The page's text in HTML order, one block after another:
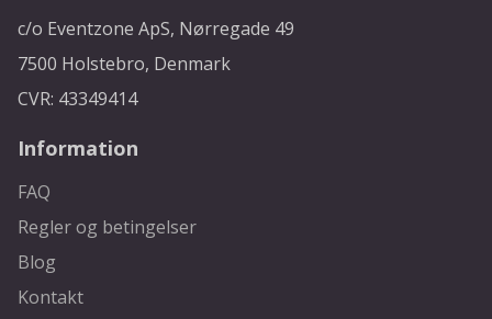
c/o Eventzone ApS, Nørregade 49
7500 Holstebro, Denmark
CVR: 43349414
Information
FAQ
Regler og betingelser
Blog
Kontakt